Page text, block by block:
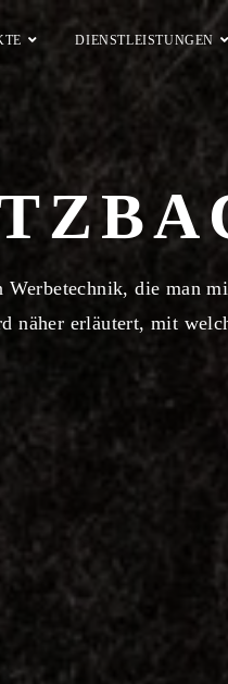
DIENSTLEISTUNGEN
die man
näher erläutert, mit